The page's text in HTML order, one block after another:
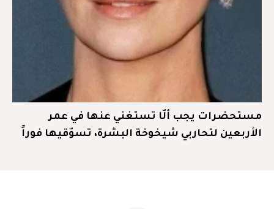
مستحضرات يجب ألّا تستغني عنها في عمر
الأربعين لتحاربي شيخوخة البشرة، تسوّقيها فوراً